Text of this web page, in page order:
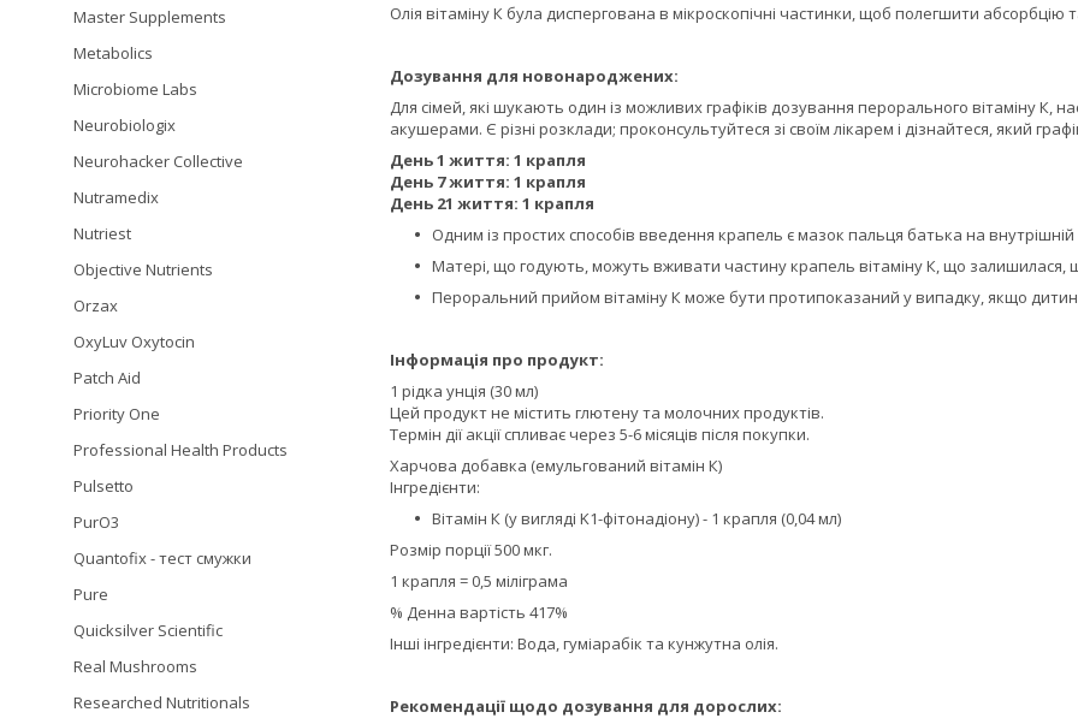
Олія вітаміну К була диспергована в мікроскопічні частинки, щоб полегшити абсорбцію
Дозування для новонароджених:
Для сімей, які шукають один із можливих графіків дозування перорального вітаміну К,
акушерами. Є різні розклади; проконсультуйтеся зі своїм лікарем і дізнайтеся, який
День 1 життя: 1 крапля
День 7 життя: 1 крапля
День 21 життя: 1 крапля
Одним із простих способів введення крапель є мазок пальця батька на
Матері, що годують, можуть вживати частину крапель вітаміну К, що залишилася,
Пероральний прийом вітаміну К може бути протипоказаний у випадку, якщо дитина
Інформація про продукт:
1 рідка унція (30 мл)
Цей продукт не містить глютену та молочних продуктів.
Термін дії акції спливає через 5-6 місяців після покупки.
Харчова добавка (емульгований вітамін К)
Інгредієнти:
Вітамін К (у вигляді K1-фітонадіону) - 1 крапля (0,04 мл)
Розмір порції 500 мкг.
1 крапля = 0,5 міліграма
% Денна вартість 417%
Інші інгредієнти: Вода, гуміарабік та кунжутна олія.
Рекомендації щодо дозування для дорослих:
Master Supplements
Metabolics
Microbiome Labs
Neurobiologix
Neurohacker Collective
Nutramedix
Nutriest
Objective Nutrients
Orzax
OxyLuv Oxytocin
Patch Aid
Priority One
Professional Health Products
Pulsetto
PurO3
Quantofix - тест смужки
Pure
Quicksilver Scientific
Real Mushrooms
Researched Nutritionals